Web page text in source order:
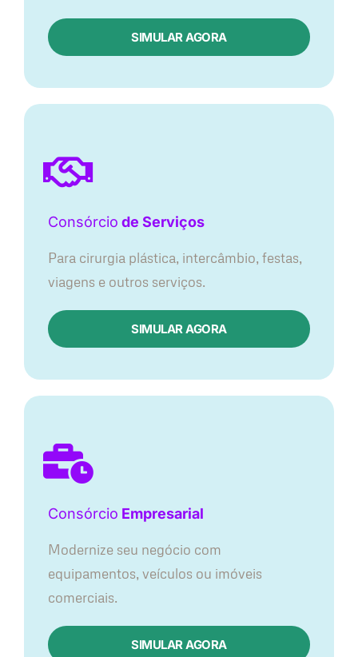
SIMULAR AGORA
Consórcio de Serviços
Para cirurgia plástica, intercâmbio, festas,
viagens e outros serviços.
SIMULAR AGORA
Consórcio Empresarial
Modernize seu negócio com
equipamentos, veículos ou imóveis
comerciais.
SIMULAR AGORA